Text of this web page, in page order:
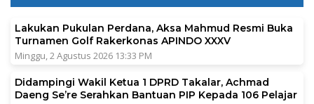
Lakukan Pukulan Perdana, Aksa Mahmud Resmi Buka
Turnamen Golf Rakerkonas APINDO XXXV
Minggu, 2 Agustus 2026 13:33 PM
Didampingi Wakil Ketua 1 DPRD Takalar, Achmad
Daeng Se’re Serahkan Bantuan PIP Kepada 106 Pelajar